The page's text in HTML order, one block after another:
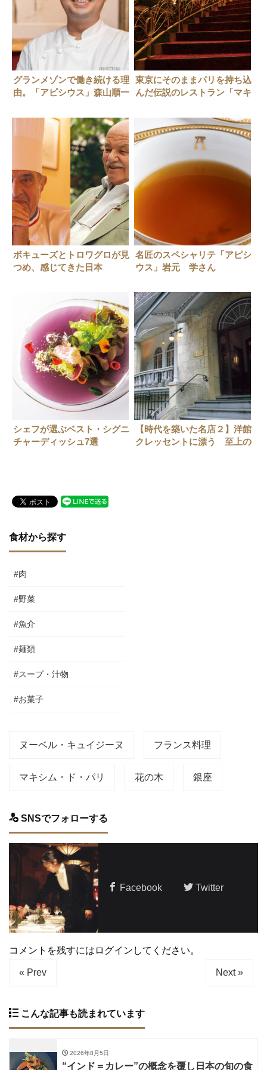
グランメゾンで働き続ける理
由。「アピシウス」森山順一
東京にそのままパリを持ち込
んだ伝説のレストラン「マキ
ボキューズとトロワグロが見
つめ、感じてきた日本
名匠のスペシャリテ「アピシ
ウス」岩元 学さん
シェフが選ぶベスト・シグニ
チャーディッシュ7選
【時代を築いた名店２】洋館
クレッセントに漂う 至上の
食材から探す
#肉
#野菜
#魚介
#麺類
#スープ・汁物
#お菓子
ヌーベル・キュイジーヌ フランス料理
マキシム・ド・パリ 花の木 銀座
SNSでフォローする
Facebook Twitter
コメントを残すにはログインしてください。
« Prev Next »
こんな記事も読まれています
2026年8月5日
“インド＝カレー”の概念を覆し日本の旬の食